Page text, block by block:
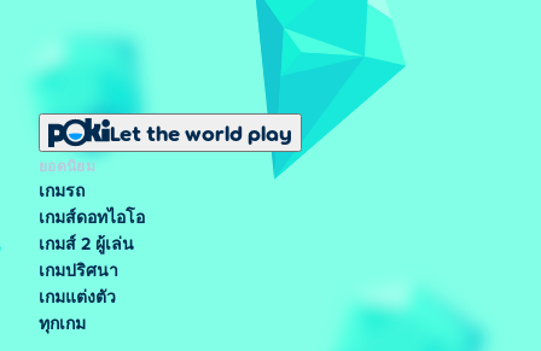
Let the world play
ยอดนิยม
เกมรถ
เกมส์ดอทไอโอ
เกมส์ 2 ผู้เล่น
เกมปริศนา
เกมแต่งตัว
ทุกเกม